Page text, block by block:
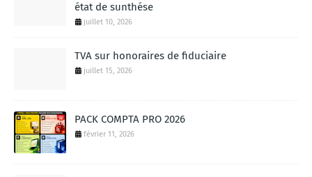
état de sunthése
juillet 10, 2026
TVA sur honoraires de fiduciaire
juillet 15, 2026
PACK COMPTA PRO 2026
février 11, 2026